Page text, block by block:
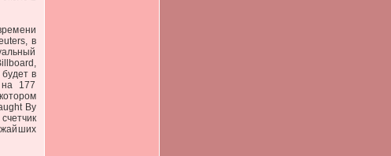
в
в
177
By